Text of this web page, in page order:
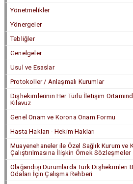
Yönetmelikler
Yönergeler
Tebliğler
Genelgeler
Usul ve Esaslar
Protokoller / Anlaşmalı Kurumlar
Dişhekimlerinin Her Türlü İletişim
Kılavuz
Genel Onam ve Korona Onam Formu
Hasta Hakları - Hekim Hakları
Muayenehaneler ile Özel Sağlık Kurum ve
Çalıştırılmasına İlişkin Örnek Sözleşmeler
Olağandışı Durumlarda Türk Dişhekimleri
Odaları İçin Çalışma Rehberi